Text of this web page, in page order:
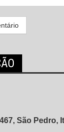
São Pedro,